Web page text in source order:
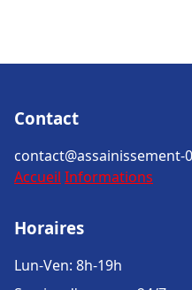
Contact
contact@assainissement-
Accueil Informations
Horaires
Lun-Ven: 8h-19h